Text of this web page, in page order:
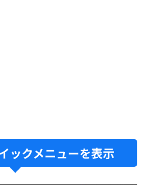
ックメニューを表示